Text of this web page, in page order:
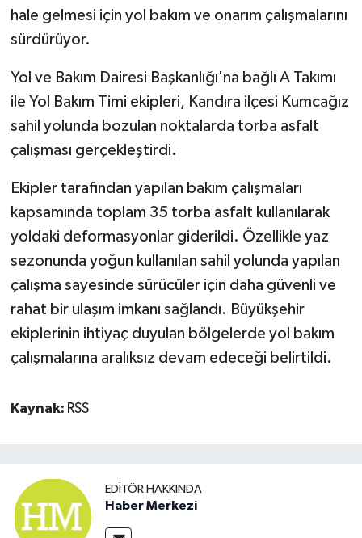
hale gelmesi için yol bakım ve onarım çalışmalarını
sürdürüyor.
Yol ve Bakım Dairesi Başkanlığı'na bağlı A Takımı
ile Yol Bakım Timi ekipleri, Kandıra ilçesi Kumcağız
sahil yolunda bozulan noktalarda torba asfalt
çalışması gerçekleştirdi.
Ekipler tarafından yapılan bakım çalışmaları
kapsamında toplam 35 torba asfalt kullanılarak
yoldaki deformasyonlar giderildi. Özellikle yaz
sezonunda yoğun kullanılan sahil yolunda yapılan
çalışma sayesinde sürücüler için daha güvenli ve
rahat bir ulaşım imkanı sağlandı. Büyükşehir
ekiplerinin ihtiyaç duyulan bölgelerde yol bakım
çalışmalarına aralıksız devam edeceği belirtildi.
Kaynak: RSS
EDITÖR HAKKINDA
Haber Merkezi